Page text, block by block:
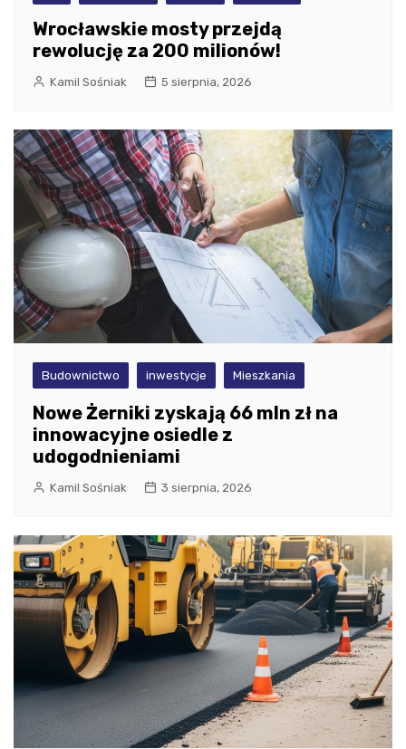
Wrocławskie mosty przejdą
rewolucję za 200 milionów!
Kamil Sośniak 5 sierpnia, 2026
Budownictwo inwestycje Mieszkania
Nowe Żerniki zyskają 66 mln zł na
innowacyjne osiedle z
udogodnieniami
Kamil Sośniak 3 sierpnia, 2026